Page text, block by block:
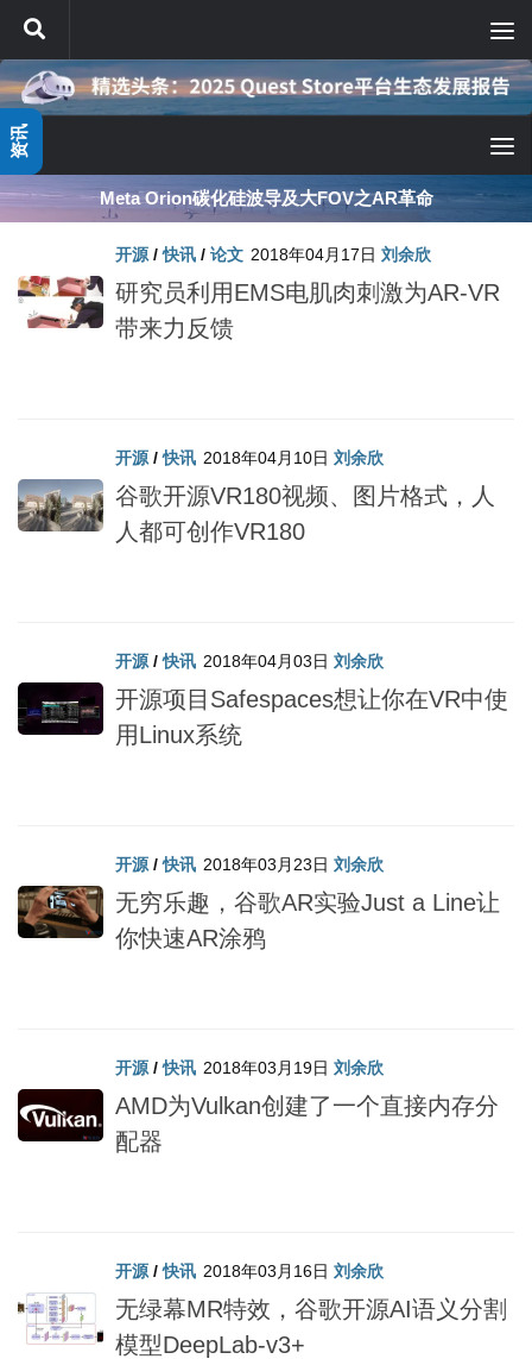
跳至内容
Meta Orion碳化硅波导及大FOV之AR革命
开源/快讯 / 论文 2018年04月17日 刘余欣
研究员利用EMS电肌肉刺激为AR-VR
带来力反馈
开源/快讯 2018年04月10日 刘余欣
谷歌开源VR180视频、图片格式，人
人都可创作VR180
开源/快讯 2018年04月03日 刘余欣
开源项目Safespaces想让你在VR中使
用Linux系统
开源/快讯 2018年03月23日 刘余欣
无穷乐趣，谷歌AR实验Just a Line让
你快速AR涂鸦
开源/快讯 2018年03月19日 刘余欣
AMD为Vulkan创建了一个直接内存分
配器
开源/快讯 2018年03月16日 刘余欣
无绿幕MR特效，谷歌开源AI语义分割
模型DeepLab-v3+
资讯